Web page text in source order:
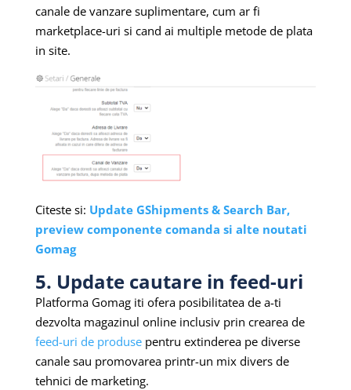
canale de vanzare suplimentare, cum ar fi
marketplace-uri si cand ai multiple metode de plata
in site.
Citeste si: Update GShipments & Search Bar,
preview componente comanda si alte noutati
Gomag
5. Update cautare in feed-uri
Platforma Gomag iti ofera posibilitatea de a-ti
dezvolta magazinul online inclusiv prin crearea de
feed-uri de produsepentru extinderea pe diverse
canale sau promovarea printr-un mix divers de
tehnici de marketing.